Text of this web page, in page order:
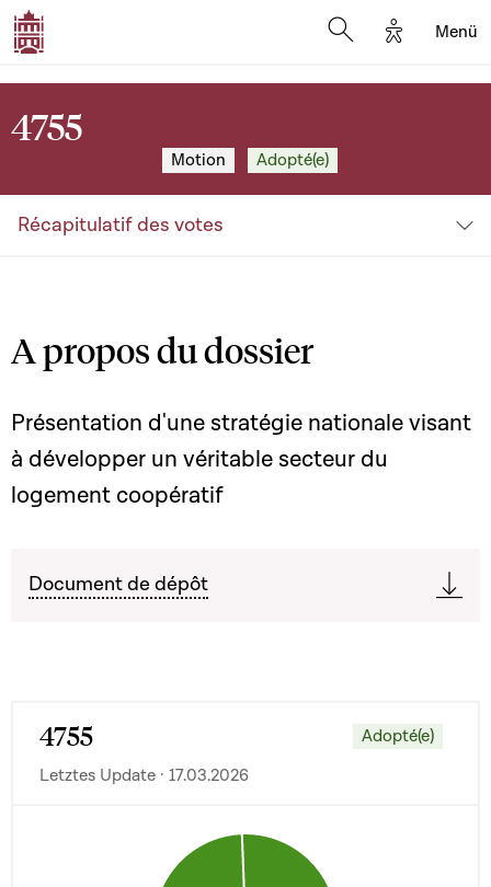
Options
Menü
4755
Motion Adopté(e)
Récapitulatif des votes
A propos du dossier
Présentation d'une stratégie nationale visant
à développer un véritable secteur du
logement coopératif
Document de dépôt
4755
Adopté(e)
Letztes Update · 17.03.2026